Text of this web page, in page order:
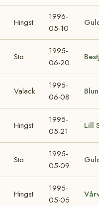
Hingst
1996-
05-10
Sto
1995-
06-20
Valack
1995-
06-08
Hingst
1995-
05-21
Lill
Sto
1995-
05-09
Hingst
1995-
05-05